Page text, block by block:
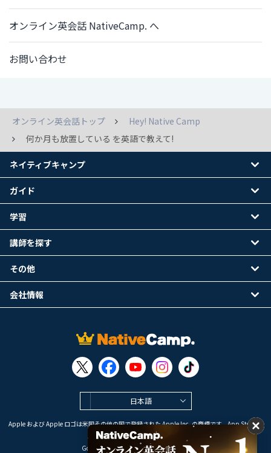
オンライン英会話 NativeCamp. へ
お問い合わせ
オンライン英会話トップ
Hey! Native Camp
何か月も放置している を英語で教えて!
日本語
Apple および Apple ロゴは米国その他の国で登録された Apple Inc. の商標です。App Store は
Apple Inc. のサービスマークです。
Google Play は Google LLC の商標です。
ネイティブキャンプ
ガイド
学習
講師を探す
その他
会社情報